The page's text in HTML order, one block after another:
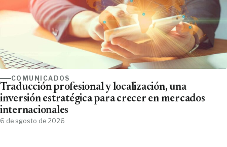
COMUNICADOS
Traducción profesional y localización, una
inversión estratégica para crecer en mercados
internacionales
6 de agosto de 2026